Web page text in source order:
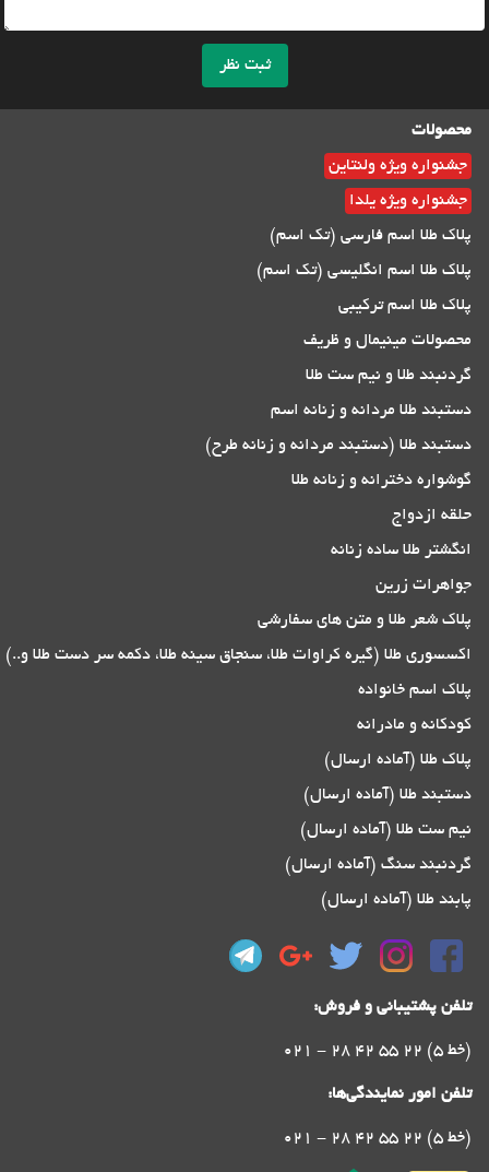
ثبت نظر
محصولات
جشنواره ویژه ولنتاین
جشنواره ویژه یلدا
پلاک طلا اسم فارسی (تک اسم)
پلاک طلا اسم انگلیسی (تک اسم)
پلاک طلا اسم ترکیبی
محصولات مینیمال و ظریف
گردنبند طلا و نیم ست طلا
دستبند طلا مردانه و زنانه اسم
دستبند طلا (دستبند مردانه و زنانه طرح)
گوشواره دخترانه و زنانه طلا
حلقه ازدواج
انگشتر طلا ساده زنانه
جواهرات زرین
پلاک شعر طلا و متن های سفارشی
اکسسوری طلا (گیره کراوات طلا، سنجاق سینه طلا، دکمه سر دست طلا و..)
پلاک اسم خانواده
کودکانه و مادرانه
پلاک طلا (آماده ارسال)
دستبند طلا (آماده ارسال)
نیم ست طلا (آماده ارسال)
گردنبند سنگ (آماده ارسال)
پابند طلا (آماده ارسال)
تلفن پشتیبانی و فروش:
021 - 28 42 55 22 (5 خط)
تلفن امور نمایندگی‌ها:
021 - 28 42 55 22 (5 خط)